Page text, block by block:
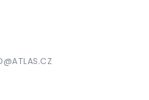
@ATLAS.CZ